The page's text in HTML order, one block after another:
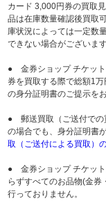
カード 3,000円券の買取
品は在庫数量確認後買取
庫状況によっては一定数
できない場合がございま
● 金券ショップ チケット
券を買取する際で総額1
の身分証明書のご提示を
● 郵送買取（ご送付での
の場合でも、身分証明書
取（ご送付による買取）
● 金券ショップ チケット
らずすべてのお品物(金
行っておりません。